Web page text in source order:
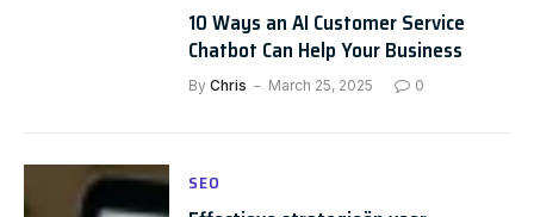
10 Ways an AI Customer Service
Chatbot Can Help Your Business
By Chris March 25, 2025 0
SEO